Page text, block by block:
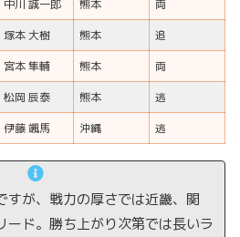
中川 誠一郎 熊本
両
塚本 大樹 熊本
追
宮本 隼輔 熊本
両
松岡 辰泰 熊本
逃
伊藤 颯馬 沖縄 逃
すが、戦力の厚さでは近畿、関
ード。勝ち上がり次第では長いラ